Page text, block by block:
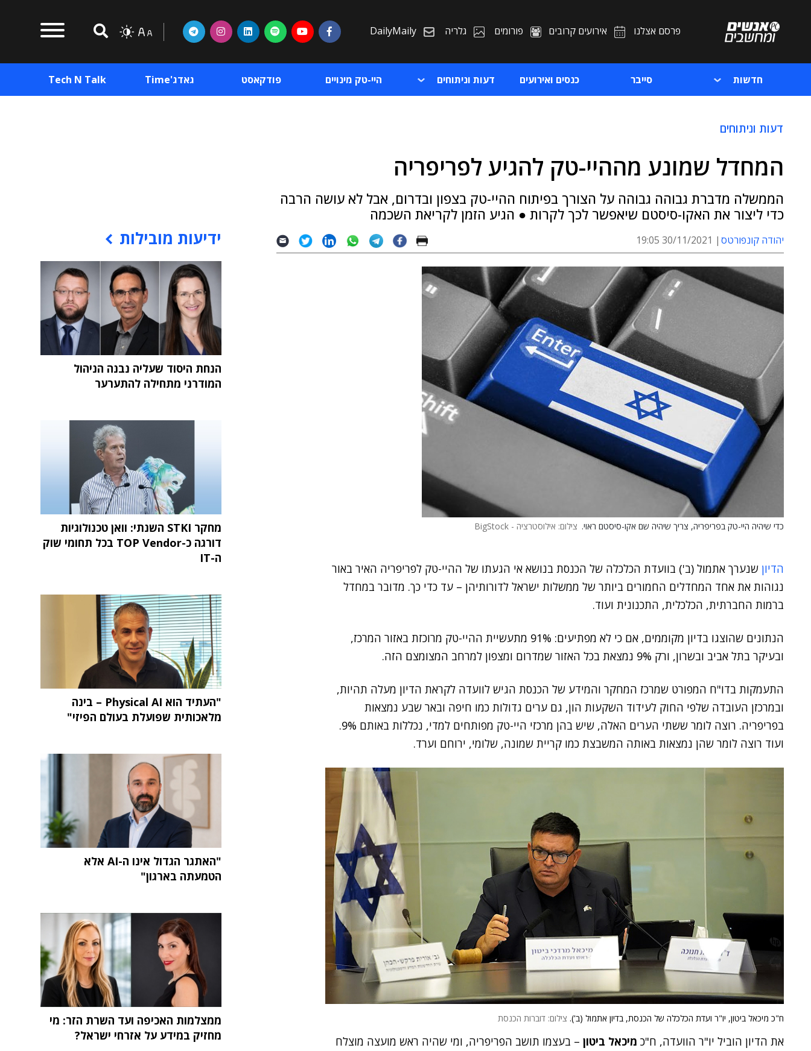
פרסם אצלנו אירועים קרובים פורומים גלריה DailyMaily
חדשות סייבר כנסים ואירועים דעות וניתוחים היי-טק מינויים פודקאסט גאדג'Time Tech N Talk
דעות וניתוחים
המחדל שמונע מההיי-טק להגיע לפריפריה
הממשלה מדברת גבוהה גבוהה על הצורך בפיתוח ההיי-טק בצפון ובדרום, אבל לא עושה הרבה
כדי ליצור את האקו-סיסטם שיאפשר לכך לקרות ● הגיע הזמן לקריאת השכמה
יהודה קונפורטס 30/11/2021 19:05
כדי שיהיה היי-טק בפריפריה, צריך שיהיה שם אקו-סיסטם ראוי. צילום: אילוסטרציה - BigStock
הדיון שנערך אתמול (ב') בוועדת הכלכלה של הכנסת בנושא אי הגעתו של ההיי-טק לפריפריה האיר באור
נגוהות את אחד המחדלים החמורים ביותר של ממשלות ישראל לדורותיהן – עד כדי כך. מדובר במחדל
ברמות החברתית, הכלכלית, התכנונית ועוד.
הנתונים שהוצגו בדיון מקוממים, אם כי לא מפתיעים: 91% מתעשיית ההיי-טק מרוכזת באזור המרכז,
ובעיקר בתל אביב ובשרון, ורק 9% נמצאת בכל האזור שמדרום ומצפון למרחב המצומצם הזה.
התעמקות בדו"ח המפורט שמרכז המחקר והמידע של הכנסת הגיש לוועדה לקראת הדיון מעלה תהיות,
ובמרכזן העובדה שלפי החוק לעידוד השקעות הון, גם ערים גדולות כמו חיפה ובאר שבע נמצאות
בפריפריה. רוצה לומר ששתי הערים האלה, שיש בהן מרכזי היי-טק מפותחים למדי, נכללות באותם 9%.
ועוד רוצה לומר שהן נמצאות באותה המשבצת כמו קריית שמונה, שלומי, ירוחם וערד.
ח"כ מיכאל ביטון, יו"ר ועדת הכלכלה של הכנסת, בדיון אתמול (ב'). צילום: דוברות הכנסת
את הדיון הוביל יו"ר הוועדה, ח"כ מיכאל ביטון – בעצמו תושב הפריפריה, ומי שהיה ראש מועצה מוצלח
ידיעות מובילות
הנחת היסוד שעליה נבנה הניהול
המודרני מתחילה להתערער
מחקר STKI השנתי: וואן טכנולוגיות
דורגה כ-TOP Vendor בכל תחומי שוק
ה-IT
"העתיד הוא Physical AI – בינה
מלאכותית שפועלת בעולם הפיזי"
"האתגר הגדול אינו ה-AI אלא
הטמעתה בארגון"
ממצלמות האכיפה ועד השרת הזר: מי
מחזיק במידע על אזרחי ישראל?